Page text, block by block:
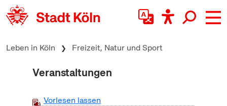
zum Inhalt springen
Leben in Köln Freizeit, Natur und Sport
Veranstaltungen
Vorlesen lassen